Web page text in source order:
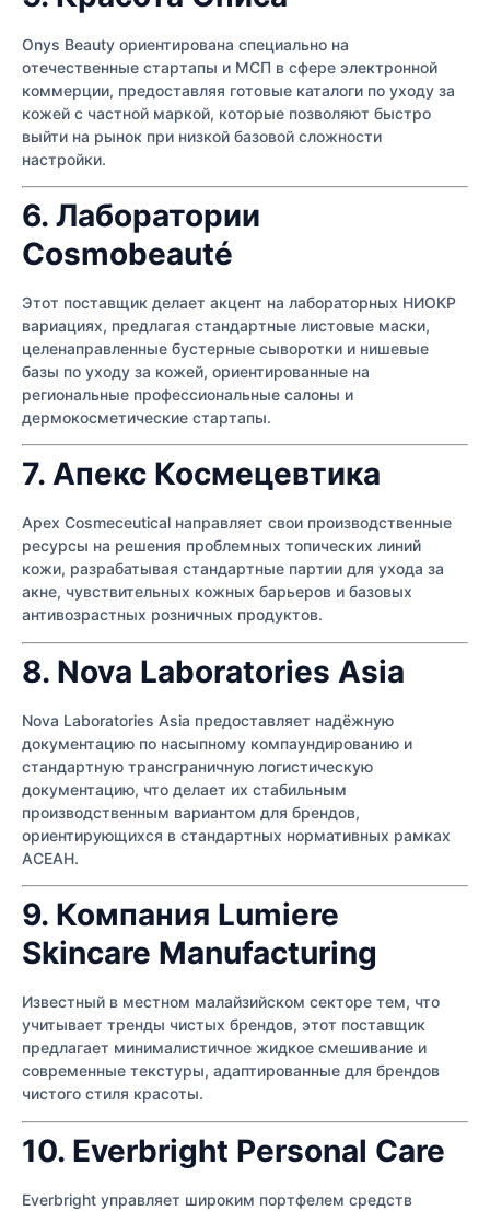
Onys Beauty ориентирована специально на
отечественные стартапы и МСП в сфере электронной
коммерции, предоставляя готовые каталоги по уходу за
кожей с частной маркой, которые позволяют быстро
выйти на рынок при низкой базовой сложности
настройки.
6. Лаборатории
Cosmobeauté
Этот поставщик делает акцент на лабораторных НИОКР
вариациях, предлагая стандартные листовые маски,
целенаправленные бустерные сыворотки и нишевые
базы по уходу за кожей, ориентированные на
региональные профессиональные салоны и
дермокосметические стартапы.
7. Апекс Космецевтика
Apex Cosmeceutical направляет свои производственные
ресурсы на решения проблемных топических линий
кожи, разрабатывая стандартные партии для ухода за
акне, чувствительных кожных барьеров и базовых
антивозрастных розничных продуктов.
8. Nova Laboratories Asia
Nova Laboratories Asia предоставляет надёжную
документацию по насыпному компаундированию и
стандартную трансграничную логистическую
документацию, что делает их стабильным
производственным вариантом для брендов,
ориентирующихся в стандартных нормативных рамках
АСЕАН.
9. Компания Lumiere
Skincare Manufacturing
Известный в местном малайзийском секторе тем, что
учитывает тренды чистых брендов, этот поставщик
предлагает минималистичное жидкое смешивание и
современные текстуры, адаптированные для брендов
чистого стиля красоты.
10. Everbright Personal Care
Everbright управляет широким портфелем средств